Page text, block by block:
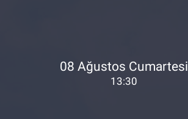
08 Ağustos Cumartesi
13:30